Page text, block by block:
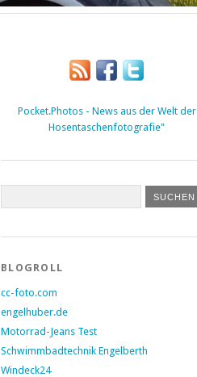
Pocket.Photos - News aus der Welt der
Hosentaschenfotografie"
BLOGROLL
cc-foto.com
engelhuber.de
Motorrad-Jeans Test
Schwimmbadtechnik Engelberth
Windeck24